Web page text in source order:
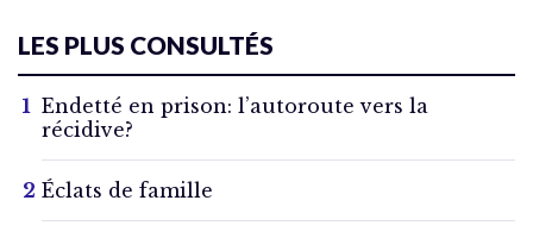
LES PLUS CONSULTÉS
Endetté en prison: l’autoroute vers la
récidive?
Éclats de famille